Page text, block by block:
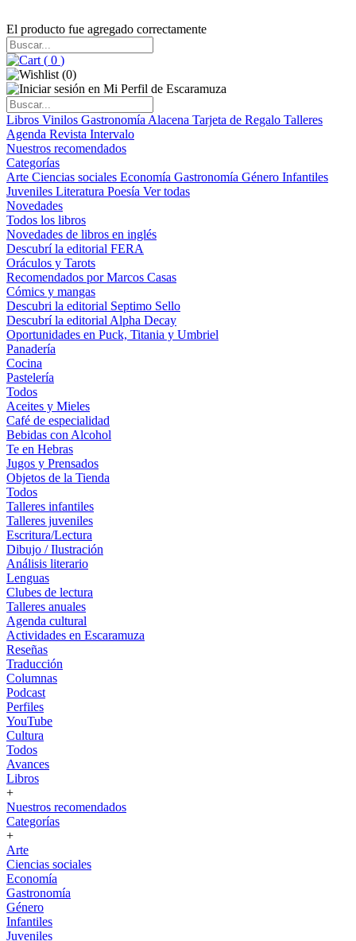
El producto fue agregado correctamente
( 0 )
(0)
Libros Vinilos Gastronomía Alacena Tarjeta de Regalo Talleres
Agenda Revista Intervalo
Nuestros recomendados
Categorías
Arte Ciencias sociales Economía Gastronomía Género Infantiles
Juveniles Literatura Poesía Ver todas
Novedades
Todos los libros
Novedades de libros en inglés
Descubrí la editorial FERA
Oráculos y Tarots
Recomendados por Marcos Casas
Cómics y mangas
Descubri la editorial Septimo Sello
Descubrí la editorial Alpha Decay
Oportunidades en Puck, Titania y Umbriel
Panadería
Cocina
Pastelería
Todos
Aceites y Mieles
Café de especialidad
Bebidas con Alcohol
Te en Hebras
Jugos y Prensados
Objetos de la Tienda
Todos
Talleres infantiles
Talleres juveniles
Escritura/Lectura
Dibujo / Ilustración
Análisis literario
Lenguas
Clubes de lectura
Talleres anuales
Agenda cultural
Actividades en Escaramuza
Reseñas
Traducción
Columnas
Podcast
Perfiles
YouTube
Cultura
Todos
Avances
Libros
+
Nuestros recomendados
Categorías
+
Arte
Ciencias sociales
Economía
Gastronomía
Género
Infantiles
Juveniles